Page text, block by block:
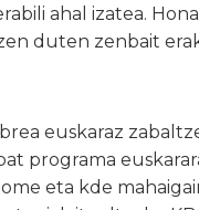
ahal izatea.
duten zenbait
euskaraz
programa
eta kde